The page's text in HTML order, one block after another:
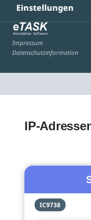
Einstellungen
Impressum
Datenschutzinformation
IP-
IC9738